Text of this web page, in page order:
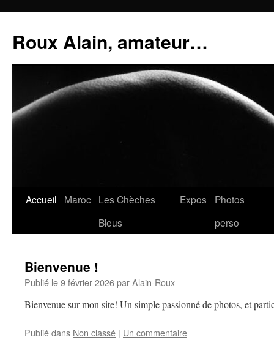
contenu
Roux Alain, amateur…
Accueil Maroc Les Chèches
Bleus
Expos
Photos
perso
Bienvenue !
Publié le9 février 2026parAlain-Roux
Bienvenue sur mon site! Un simple passionné de photos, et
Publié dans Non classé | Un commentaire